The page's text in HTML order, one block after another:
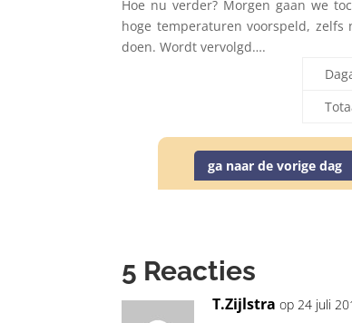
Hoe nu verder? Morgen gaan we
hoge temperaturen voorspeld,
doen. Wordt vervolgd….
ga naar de vorige dag
5 Reacties
T.Zijlstra op 24 juli